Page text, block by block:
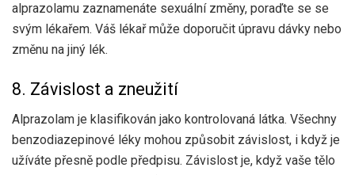
alprazolamu zaznamenáte sexuální změny, poraďte se se
svým lékařem. Váš lékař může doporučit úpravu dávky nebo
změnu na jiný lék.
8. Závislost a zneužití
Alprazolam je klasifikován jako kontrolovaná látka. Všechny
benzodiazepinové léky mohou způsobit závislost, i když je
užíváte přesně podle předpisu. Závislost je, když vaše tělo